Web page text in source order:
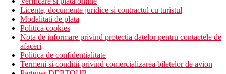
Licente, documente juridice si contractul cu turistul
Modalitati de plata
Politica cookies
Nota de informare privind protectia datelor pentru contactele de
afaceri
Politica de confidentialitate
Termeni si conditii privind comercializarea biletelor de avion